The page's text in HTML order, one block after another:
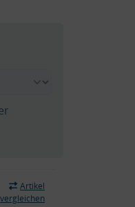
Artikel
vergleichen